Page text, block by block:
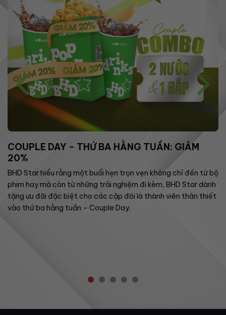
COUPLE DAY – THỨ BA HẰNG TUẦN: GIẢM
20%
BHD Star hiểu rằng một buổi hẹn trọn vẹn không chỉ đến từ bộ
phim hay mà còn từ những trải nghiệm đi kèm, BHD Star dành
tặng ưu đãi đặc biệt cho các cặp đôi là thành viên thân thiết
vào thứ ba hằng tuần – Couple Day.